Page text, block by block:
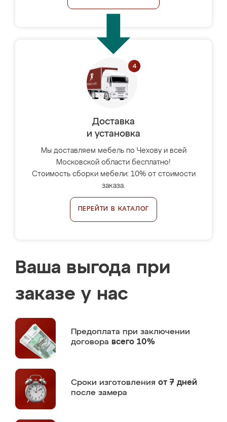
Доставка
и установка
Мы доставляем мебель по Чехову и всей
Московской области бесплатно!
Стоимость сборки мебели: 10% от стоимости
заказа.
ПЕРЕЙТИ В КАТАЛОГ
Ваша выгода при
заказе у нас
Предоплата при заключении
договора всего 10%
Сроки изготовления от 7 дней
после замера